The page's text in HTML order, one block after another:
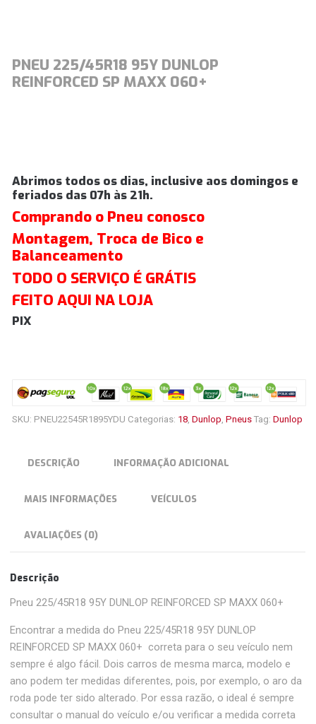
PNEU 225/45R18 95Y DUNLOP
REINFORCED SP MAXX 060+
Abrimos todos os dias, inclusive aos domingos e
feriados das 07h às 21h.
Comprando o Pneu conosco
Montagem, Troca de Bico e
Balanceamento
TODO O SERVIÇO É GRÁTIS
FEITO AQUI NA LOJA
PIX
SKU: PNEU22545R1895YDU Categorias: 18, Dunlop Pneus Tag: Dunlop
DESCRIÇÃO INFORMAÇÃO ADICIONAL
MAIS INFORMAÇÕES VEÍCULOS
AVALIAÇÕES (0)
Descrição
Pneu 225/45R18 95Y DUNLOP REINFORCED SP MAXX 060+
Encontrar a medida do Pneu 225/45R18 95Y DUNLOP
REINFORCED SP MAXX 060+ correta para o seu veículo nem
sempre é algo fácil. Dois carros de mesma marca, modelo e
ano podem ter medidas diferentes, pois, por exemplo, o aro da
roda pode ter sido alterado. Por essa razão, o ideal é sempre
consultar o manual do veículo e/ou verificar a medida correta